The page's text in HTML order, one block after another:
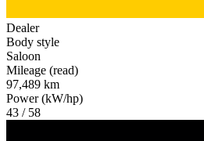
Dealer
Body style
Saloon
Mileage (read)
97,489 km
Power (kW/hp)
43 / 58